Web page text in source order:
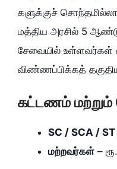
களுக்குச்
மத்திய அரசில் 5
சேவையில் உள்ளவர்கள்
விண்ணப்பிக்கத்
கட்டணம்
SC / SCA /
மற்றவர்கள் –